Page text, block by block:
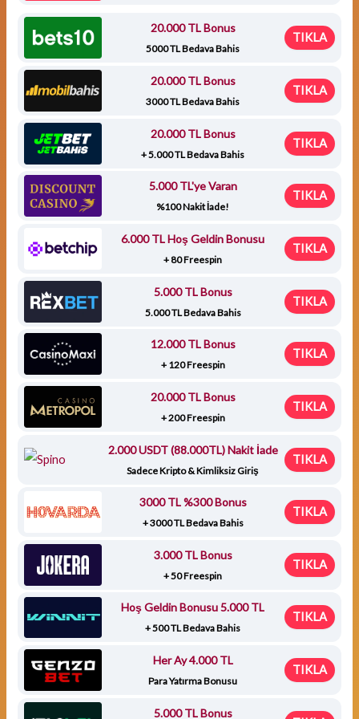
20.000 TL Bonus
5000 TL Bedava Bahis
TIKLA
20.000 TL Bonus
3000 TL Bedava Bahis
TIKLA
20.000 TL Bonus
+ 5.000 TL Bedava Bahis
TIKLA
5.000 TL'ye Varan
%100 Nakit İade!
TIKLA
6.000 TL Hoş Geldin Bonusu
+ 80 Freespin
TIKLA
5.000 TL Bonus
5.000 TL Bedava Bahis
TIKLA
12.000 TL Bonus
+ 120 Freespin
TIKLA
20.000 TL Bonus
+ 200 Freespin
TIKLA
2.000 USDT (88.000TL) Nakit İade
Sadece Kripto & Kimliksiz Giriş
TIKLA
3000 TL %300 Bonus
+ 3000 TL Bedava Bahis
TIKLA
3.000 TL Bonus
+ 50 Freespin
TIKLA
Hoş Geldin Bonusu 5.000 TL
+ 500 TL Bedava Bahis
TIKLA
Her Ay 4.000 TL
Para Yatırma Bonusu
TIKLA
5.000 TL Bonus